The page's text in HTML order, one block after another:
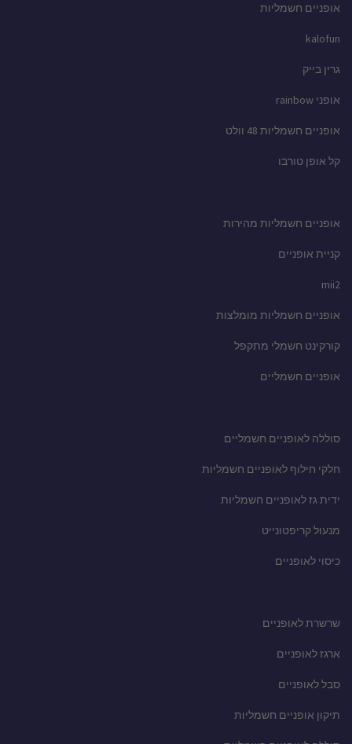
אופניים חשמליות
kalofun
גרין בייק
אופני rainbow
אופניים חשמליות 48 וולט
קל אופן טורבו
אופניים חשמליות מהירות
קניית אופניים
mii2
אופניים חשמליות מומלצות
קורקינט חשמלי מתקפל
אופניים חשמליים
סוללה לאופניים חשמליים
חלקי חילוף לאופניים חשמליות
ידית גז לאופניים חשמליות
מנעול קריפטונייט
כיסוי לאופניים
שרשרת לאופניים
ארגז לאופניים
סבל לאופניים
תיקון אופניים חשמליות